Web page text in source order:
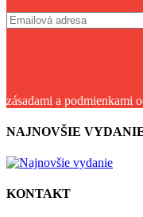
zásadami a podmienkami
NAJNOVŠIE
KONTAKT